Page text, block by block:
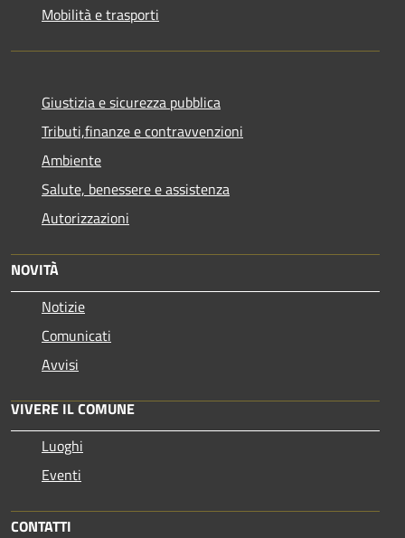
Mobilità e trasporti
Giustizia e sicurezza pubblica
Tributi,finanze e contravvenzioni
Ambiente
Salute, benessere e assistenza
Autorizzazioni
NOVITÀ
Notizie
Comunicati
Avvisi
VIVERE IL COMUNE
Luoghi
Eventi
CONTATTI